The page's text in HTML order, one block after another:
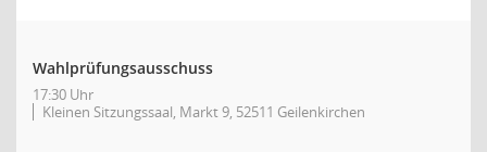
Wahlprüfungsausschuss
17:30 Uhr
Kleinen Sitzungssaal, Markt 9, 52511 Geilenkirchen